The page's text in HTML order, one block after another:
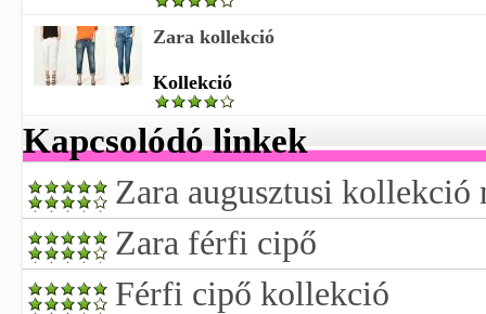
Zara kollekció
Kollekció
Kapcsolódó linkek
Zara augusztusi
Zara férfi cipő
Férfi cipő kollekció